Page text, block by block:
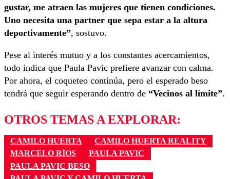
gustar, me atraen las mujeres que tienen condiciones.
Uno necesita una partner que sepa estar a la altura
deportivamente”, sostuvo.
Pese al interés mutuo y a los constantes acercamientos,
todo indica que Paula Pavic prefiere avanzar con calma.
Por ahora, el coqueteo continúa, pero el esperado beso
tendrá que seguir esperando dentro de “Vecinos al límite”.
OTROS TEMAS A EXPLORAR:
CAMILO HUERTA
CAMILO HUERTA REALITY
MARCELO RÍOS
PAULA PAVIC
PAULA PAVIC BESO